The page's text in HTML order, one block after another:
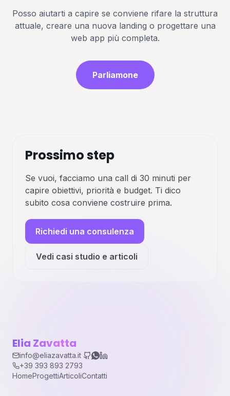
Posso aiutarti a capire se conviene rifare la struttura
attuale, creare una nuova landing o progettare una
web app più completa.
Parliamone
Prossimo step
Se vuoi, facciamo una call di 30 minuti per
capire obiettivi, priorità e budget. Ti dico
subito cosa conviene costruire prima.
Richiedi una consulenza
Vedi casi studio e articoli
Elia Zavatta
info@eliazavatta.it
+39 393 893 2793
HomeProgettiArticoliContatti